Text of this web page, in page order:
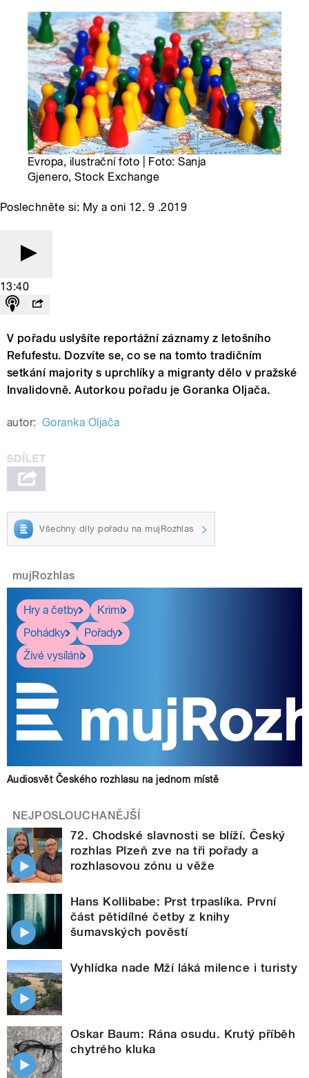
Evropa, ilustrační foto | Foto: Sanja
Gjenero, Stock Exchange
Poslechněte si: My a oni 12. 9 .2019
13:40
V pořadu uslyšíte reportážní záznamy z letošního
Refufestu. Dozvíte se, co se na tomto tradičním
setkání majority s uprchlíky a migranty dělo v pražské
Invalidovně. Autorkou pořadu je Goranka Oljača.
autor: Goranka Oljača
Všechny díly pořadu na mujRozhlas
mujRozhlas
Hry a četby
Krimi
Pohádky
Pořady
Živé vysílání
Audiosvět Českého rozhlasu na jednom místě
NEJPOSLOUCHANĚJŠÍ
72. Chodské slavnosti se blíží. Český
rozhlas Plzeň zve na tři pořady a
rozhlasovou zónu u věže
Hans Kollibabe: Prst trpaslíka. První
část pětidílné četby z knihy
šumavských pověstí
Vyhlídka nade Mží láká milence i turisty
Oskar Baum: Rána osudu. Krutý příběh
chytrého kluka